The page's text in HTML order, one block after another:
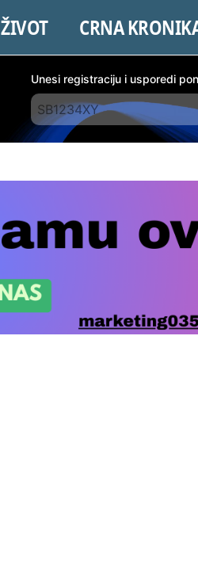
ŽIVOT CRNA
Unesi registraciju i usporedi